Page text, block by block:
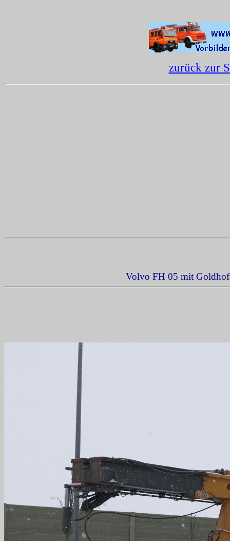
zurück zur
Volvo FH 05 mit